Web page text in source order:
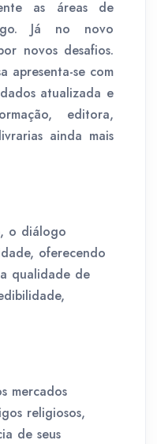
as áreas de
Já no novo
novos desafios.
apresenta-se com
atualizada e
editora,
ainda mais
o diálogo
oferecendo
qualidade de
mercados
religiosos,
de seus